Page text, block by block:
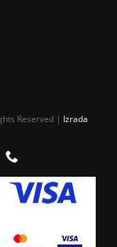
Reserved | Izrada